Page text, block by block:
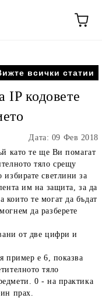
всички статии
IP кодовете
Дата: 09 Фев 2018
като те ще Ви помагат
тяло срещу
светлини за
им на защита, за да
които те могат да бъдат
да разберете
от две цифри и
пример е 6, показва
тяло
0 - на практика
прах.